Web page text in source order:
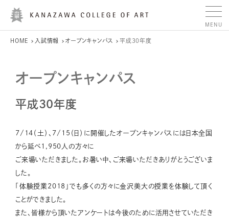
HOME 入試情報 オープンキャンパス 平成30年度
オープンキャンパス
平成30年度
7/14（土）、7/15（日）に開催したオープンキャンパスには日本全国
から延べ1,950人の方々に
ご来場いただきました。お暑い中、ご来場いただきありがとうございま
した。
「体験授業2018」でも多くの方々に金沢美大の授業を体験して頂く
ことができました。
また、皆様から頂いたアンケートは今後のために活用させていただき